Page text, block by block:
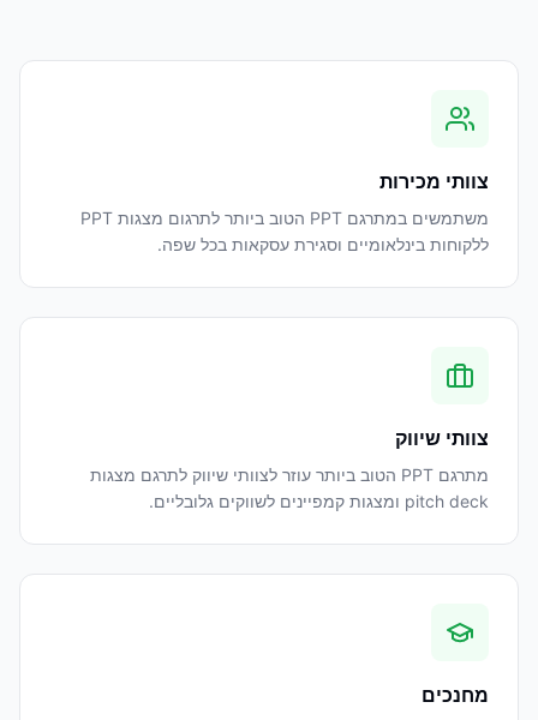
צוותי מכירות
משתמשים במתרגם PPT הטוב ביותר לתרגום מצגות PPT
ללקוחות בינלאומיים וסגירת עסקאות בכל שפה.
צוותי שיווק
מתרגם PPT הטוב ביותר עוזר לצוותי שיווק לתרגם מצגות
pitch deck ומצגות קמפיינים לשווקים גלובליים.
מחנכים